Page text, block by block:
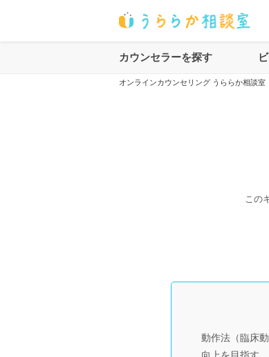
カウンセラーを探す
オンラインカウンセリング うららか相談室
この
動作法（臨床